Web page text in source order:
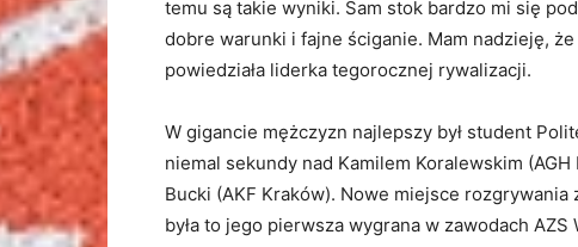
temu są takie wyniki. Sam stok bardzo mi się
dobre warunki i fajne ściganie. Mam nadzieję,
powiedziała liderka tegorocznej rywalizacji.
W gigancie mężczyzn najlepszy był student
niemal sekundy nad Kamilem Koralewskim
Bucki (AKF Kraków). Nowe miejsce
była to jego pierwsza wygrana w zawodach AZS